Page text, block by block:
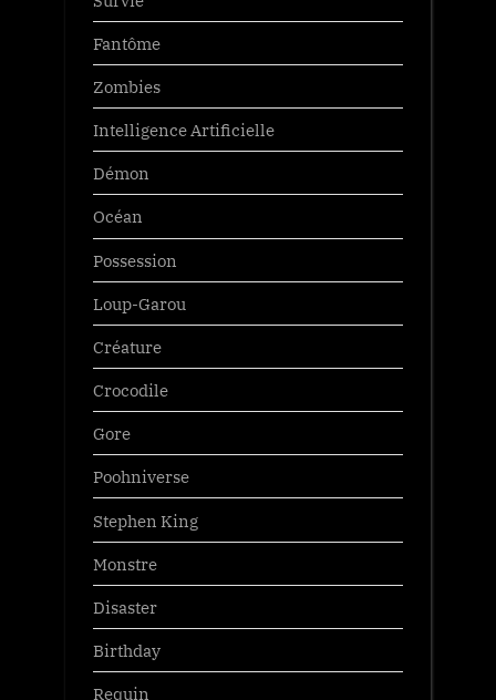
Fantôme
Zombies
Intelligence Artificielle
Démon
Océan
Possession
Loup-Garou
Créature
Crocodile
Gore
Poohniverse
Stephen King
Monstre
Disaster
Birthday
Requin